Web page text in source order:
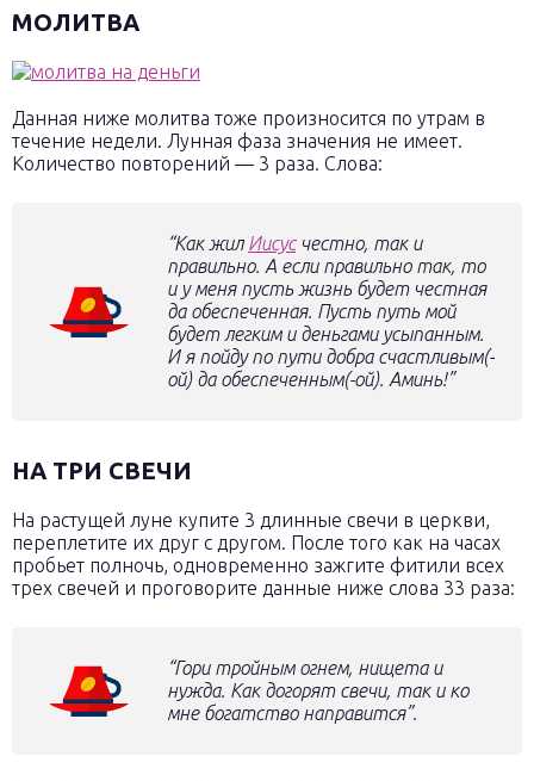
МОЛИТВА
Данная ниже молитва тоже произносится по утрам в
течение недели. Лунная фаза значения не имеет.
Количество повторений — 3 раза. Слова:
“Как жилИисусчестно, так и
правильно. А если правильно так, то
и у меня пусть жизнь будет честная
да обеспеченная. Пусть путь мой
будет легким и деньгами усыпанным.
И я пойду по пути добра счастливым(-
ой) да обеспеченным(-ой). Аминь!”
НА ТРИ СВЕЧИ
На растущей луне купите 3 длинные свечи в церкви,
переплетите их друг с другом. После того как на часах
пробьет полночь, одновременно зажгите фитили всех
трех свечей и проговорите данные ниже слова 33 раза:
“Гори тройным огнем, нищета и
нужда. Как догорят свечи, так и ко
мне богатство направится”.